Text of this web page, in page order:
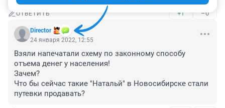
ОТВЕТИТЬ +1 –0
Director
24 января 2022, 12:55
Взяли напечатали схему по законному способу
отъема денег у населения!
Зачем?
Что бы сейчас такие "Натальй" в Новосибирске стали
путевки продавать?